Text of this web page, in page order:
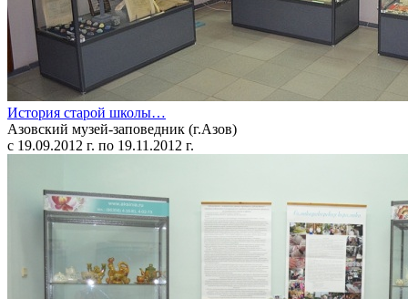
История старой школы…
Азовский музей-заповедник (г.Азов)
c 19.09.2012 г. по 19.11.2012 г.